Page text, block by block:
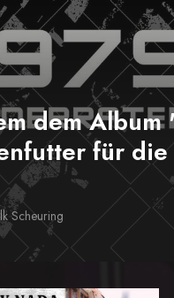
dem
für
Scheuring